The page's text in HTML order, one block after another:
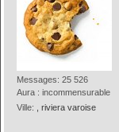
Messages: 25 526
Aura : incommensurable
Ville:
, riviera varoise